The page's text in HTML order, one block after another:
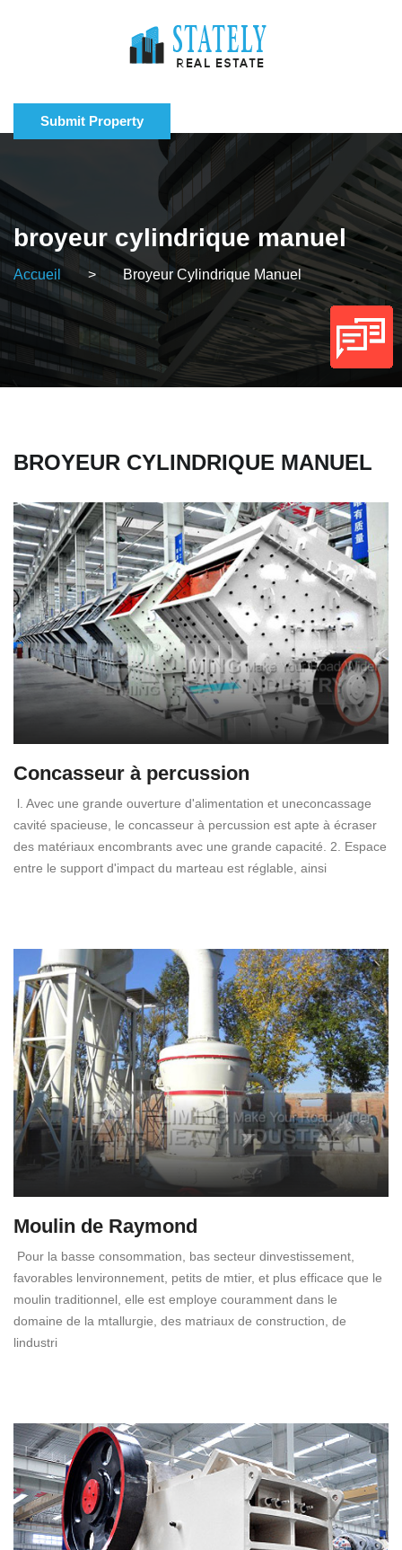
Submit Property
broyeur cylindrique manuel
Accueil > Broyeur Cylindrique Manuel
BROYEUR CYLINDRIQUE MANUEL
Concasseur à percussion
l. Avec une grande ouverture d'alimentation et uneconcassage
cavité spacieuse, le concasseur à percussion est apte à écraser
des matériaux encombrants avec une grande capacité. 2. Espace
entre le support d'impact du marteau est réglable, ainsi
Moulin de Raymond
Pour la basse consommation, bas secteur dinvestissement,
favorables lenvironnement, petits de mtier, et plus efficace que le
moulin traditionnel, elle est employe couramment dans le
domaine de la mtallurgie, des matriaux de construction, de
lindustri